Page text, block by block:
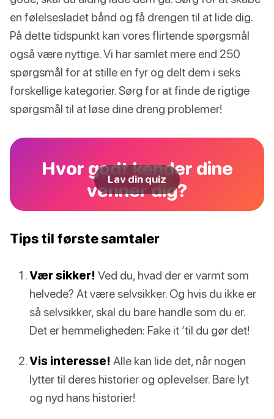
en følelsesladet bånd og få drengen til at lide dig.
På dette tidspunkt kan vores flirtende spørgsmål
også være nyttige. Vi har samlet mere end 250
spørgsmål for at stille en fyr og delt dem i seks
forskellige kategorier. Sørg for at finde de rigtige
spørgsmål til at løse dine dreng problemer!
Hvor godt kender dine
venner dig?
Lav din quiz
Tips til første samtaler
Vær sikker! Ved du, hvad der er varmt som
helvede? At være selvsikker. Og hvis du ikke er
så selvsikker, skal du bare handle som du er.
Det er hemmeligheden: Fake it ’til du gør det!
Vis interesse! Alle kan lide det, når nogen
lytter til deres historier og oplevelser. Bare lyt
og nyd hans historier!